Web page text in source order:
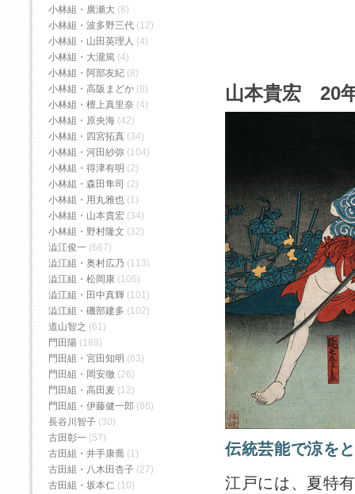
山本貴宏 20
伝統芸能で涼を
江戸には、夏特
小林組・廣瀬大 (8)
小林組・波多野三代 (12)
小林組・山田英理人 (4)
小林組・大瀧篤 (4)
小林組・阿部友紀 (8)
小林組・高阪まどか (8)
小林組・檀上真里奈 (4)
小林組・原央海 (42)
小林組・四宮拓真 (34)
小林組・河田紗弥 (104)
小林組・得津有明 (2)
小林組・森田隼司 (2)
小林組・用丸雅也 (1)
小林組・山本貴宏 (34)
小林組・野村隆文 (32)
澁江俊一 (667)
澁江組・奥村広乃 (113)
澁江組・松岡康 (106)
澁江組・田中真輝 (101)
澁江組・磯部建多 (102)
道山智之 (61)
門田陽 (189)
門田組・宮田知明 (63)
門田組・岡安徹 (26)
門田組・高田麦 (12)
門田組・伊藤健一郎 (86)
長谷川智子 (30)
古田彰一 (57)
古田組・井手康喬 (1)
古田組・八木田杏子 (27)
古田組・坂本仁 (10)